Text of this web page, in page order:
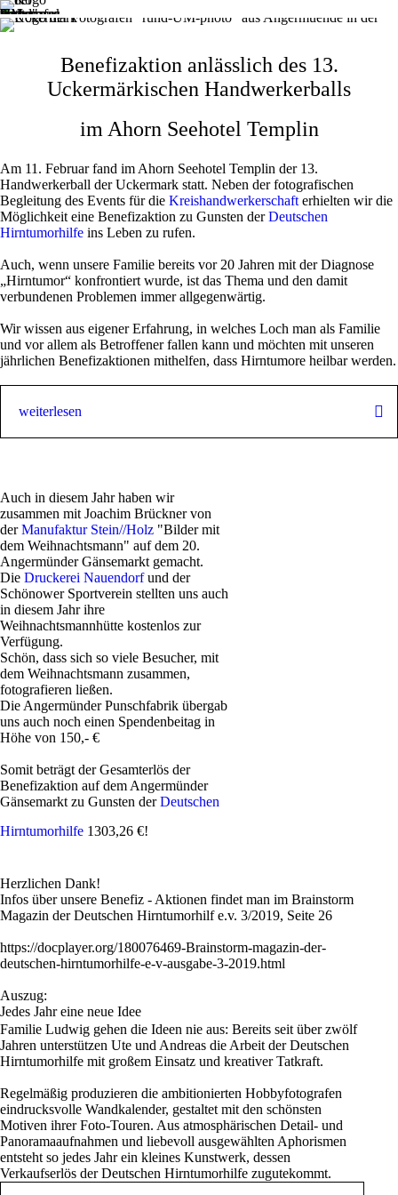
Benefizaktion anlässlich des 13.
Uckermärkischen Handwerkerballs
im Ahorn Seehotel Templin
Am 11. Februar fand im Ahorn Seehotel Templin der 13.
Handwerkerball der Uckermark statt. Neben der fotografischen
Begleitung des Events für die Kreishandwerkerschaft erhielten wir die
Möglichkeit eine Benefizaktion zu Gunsten derDeutschen
Hirntumorhilfe ins Leben zu rufen.
Auch, wenn unsere Familie bereits vor 20 Jahren mit der Diagnose
„Hirntumor“ konfrontiert wurde, ist das Thema und den damit
verbundenen Problemen immer allgegenwärtig.
Wir wissen aus eigener Erfahrung, in welches Loch man als Familie
und vor allem als Betroffener fallen kann und möchten mit unseren
jährlichen Benefizaktionen mithelfen, dass Hirntumore heilbar werden.
weiterlesen
wurden die beruflichen und bürokratischen Herausforderungen (auf
Grund der DSGVO), so groß, dass wir schweren Herzens die
Kalenderaktion aufgeben mussten.
Da wir bereits seit einiger Zeit viel Eventfotografie betrieben, ergaben
sich aber immer wieder neue Möglichkeiten für Sammelaktionen, wie
zum Beispiel Fotoportraits an unseren Stand bei den Wirtschafts- und
Kulturtagen (WIKU) Angermünde oder die Betreuung der Garderobe
auf der städtischen Seniorenweihnachtsfeiern in Angermünde, mit
„Bitte um eine kleine Spende“ um unsere Herzensangelegenheit zu
unterstützen.
In diesem Jahr nutzen wir, die sich ergebende Möglichkeit, auf dem
13. Uckermärker Handwerkerball für unsere Benefiz-Aktion aktiv zu
sein.Wir erhielten von den Organisatoren der Kreishandwerkerschaft
und dem Ahorn Seehotel eine Fläche gleich neben dem Saal
„Uckermark“, um unser mobiles Fotostudio aufzubauen. In Laufe des
Abends ließen sich viele Gäste wie zum Beispiel Augenoptikerin
Ramona Jähnke zusammen mit ihrem Partner Rico Lissner aus
Schwedt für den guten Zweck von uns fotografieren und konnten ihre
in Höhe von 65,- € hinzu kam. So wurden insgesamt 315,- € an die
Deutsche Hirntumorhilfe überwiesen!
Bei dieser Benefiz-Aktion zu Gunsten der Deutsche Hirntumorhilfe
erhielten wir Unterstützung von René Winkelmann von
RW_Foto_Berlin. Wir sind inzwischen ein eingespieltes Fotografen-
Team, welches schon oft auf größeren Events wie Hochzeiten
zusammengearbeitet hat.
Ein großes Dankeschön geht auch an das Autohaus Manfred Brosda,
die uns den Transport der umfangreichen Technik ermöglichten und
damit unsere Benefiz-Aktion unterstützten.
Ganz herzlichen Dank an alle Beteiligten!
Auch in diesem Jahr haben wir
zusammen mit Joachim Brückner von
derManufaktur Stein//Holz "Bilder mit
dem Weihnachtsmann" auf dem 20.
Angermünder Gänsemarkt gemacht.
Die Druckerei Nauendorfund der
Schönower Sportverein stellten uns auch
in diesem Jahr ihre
Weihnachtsmannhütte kostenlos zur
Verfügung.
Schön, dass sich so viele Besucher, mit
dem Weihnachtsmann zusammen,
fotografieren ließen.
Die Angermünder Punschfabrik übergab
uns auch noch einen Spendenbeitag in
Höhe von 150,- €
Somit beträgt der Gesamterlös der
Benefizaktion auf dem Angermünder
Gänsemarkt zu Gunsten derDeutschen
Hirntumorhilfe 1303,26 €!
Herzlichen Dank!
Infos über unsere Benefiz - Aktionen findet man im Brainstorm
Magazin der Deutschen Hirntumorhilf e.v. 3/2019, Seite 26
https://docplayer.org/180076469-Brainstorm-magazin-der-
deutschen-hirntumorhilfe-e-v-ausgabe-3-2019.html
Auszug:
Jedes Jahr eine neue Idee
Familie Ludwig gehen die Ideen nie aus: Bereits seit über zwölf
Jahren unterstützen Ute und Andreas die Arbeit der Deutschen
Hirntumorhilfe mit großem Einsatz und kreativer Tatkraft.
Regelmäßig produzieren die ambitionierten Hobbyfotografen
eindrucksvolle Wandkalender, gestaltet mit den schönsten
Motiven ihrer Foto-Touren. Aus atmosphärischen Detail- und
Panoramaaufnahmen und liebevoll ausgewählten Aphorismen
entsteht so jedes Jahr ein kleines Kunstwerk, dessen
Verkaufserlös der Deutschen Hirntumorhilfe zugutekommt.